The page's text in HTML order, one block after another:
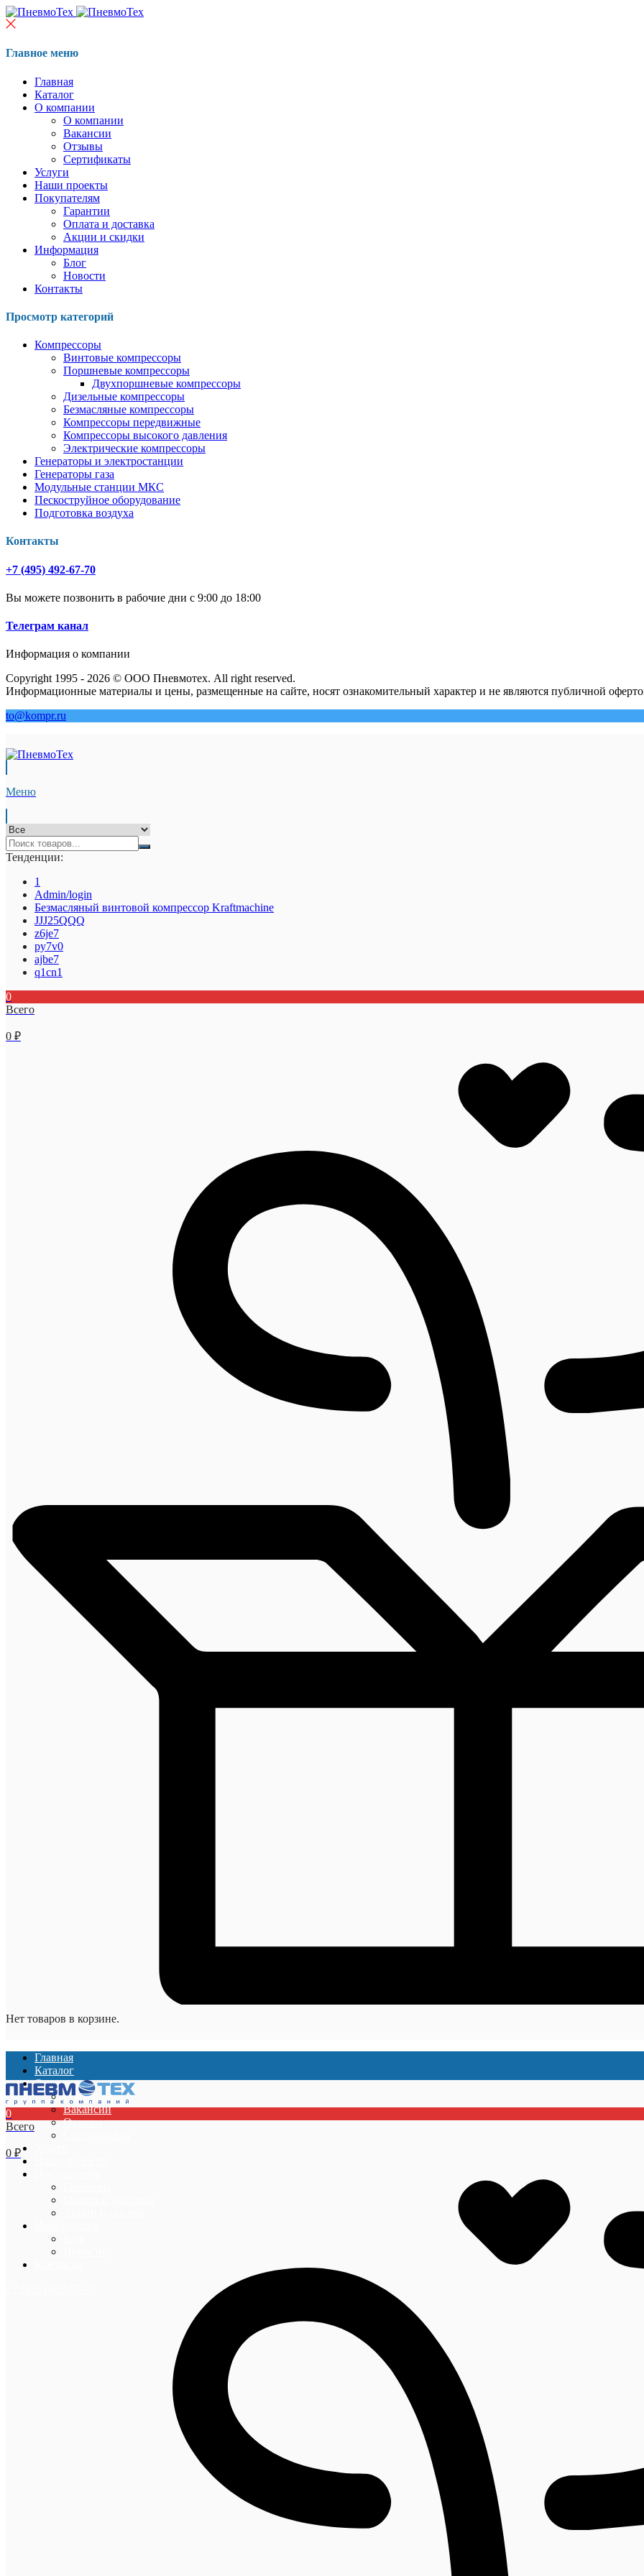
Главное меню
Главная
Каталог
О компании
О компании
Вакансии
Отзывы
Сертификаты
Услуги
Наши проекты
Покупателям
Гарантии
Оплата и доставка
Акции и скидки
Информация
Блог
Новости
Контакты
Просмотр категорий
Компрессоры
Винтовые компрессоры
Поршневые компрессоры
Двухпоршневые компрессоры
Дизельные компрессоры
Безмасляные компрессоры
Компрессоры передвижные
Компрессоры высокого давления
Электрические компрессоры
Генераторы и электростанции
Генераторы газа
Модульные станции МКС
Пескоструйное оборудование
Подготовка воздуха
Контакты
+7 (495) 492-67-70
Вы можете позвонить в рабочие дни с 9:00 до 18:00
Телеграм канал
Информация о компании
Copyright 1995 - 2026 © ООО Пневмотех. All right reserved.
Информационные материалы и цены, размещенные на сайте, носят ознакомительный характер и не являются публичной
to@kompr.ru
Меню
Тенденции:
1
Admin/login
Безмасляный винтовой компрессор Kraftmaсhine
JJJ25QQQ
z6je7
py7v0
ajbe7
q1cn1
0
Всего
0 ₽
Нет товаров в корзине.
Главная
Каталог
О компании
О компании
Вакансии
Отзывы
0
Всего
0 ₽